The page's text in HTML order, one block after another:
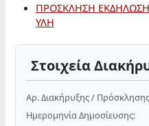
ΠΡΟΣΚΛΗΣΗ
ΥΛΗ
Στοιχεία
Αρ. Διακήρυξης /
Ημερομηνία Δημοσίευσης: